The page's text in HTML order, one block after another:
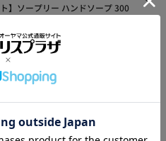
】ソープリー ハンドソープ 300
イント(1倍)
(0)
ダウニー シート エイプリルフレ
120枚